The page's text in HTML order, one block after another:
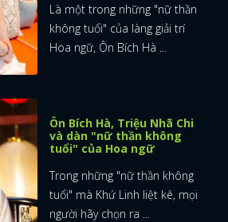
Là một trong những "nữ thần
không tuổi" của làng giải trí
Hoa ngữ, Ôn Bích Hà ...
Ôn Bích Hà, Triệu Nhã Chi
và dàn "nữ thần không
tuổi" của Hoa ngữ
Trong những "nữ thần không
tuổi" mà Khứ Linh liệt kê, mọi
người hãy chọn ra ...